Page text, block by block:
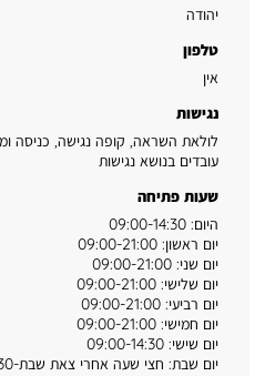
יהודה
טלפון
אין
נגישות
לולאת השראה, קופה נגישה, כניסה
עובדים בנושא נגישות
שעות פתיחה
היום: 09:00-14:30
יום ראשון: 09:00-21:00
יום שני: 09:00-21:00
יום שלישי: 09:00-21:00
יום רביעי: 09:00-21:00
יום חמישי: 09:00-21:00
יום שישי: 09:00-14:30
יום שבת: חצי שעה אחרי צאת שבת-22:30